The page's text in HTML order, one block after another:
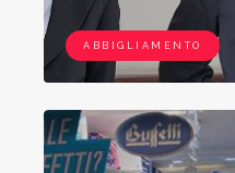
ABBIGLIAMENTO